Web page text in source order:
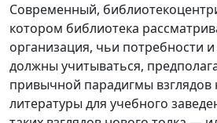
Современный,
котором библиотека
организация, чьи потребности
должны учитываться,
привычной парадигмы взглядов
литературы для учебного